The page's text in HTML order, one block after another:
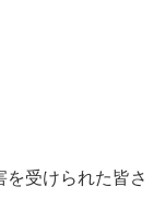
受けられた皆さ